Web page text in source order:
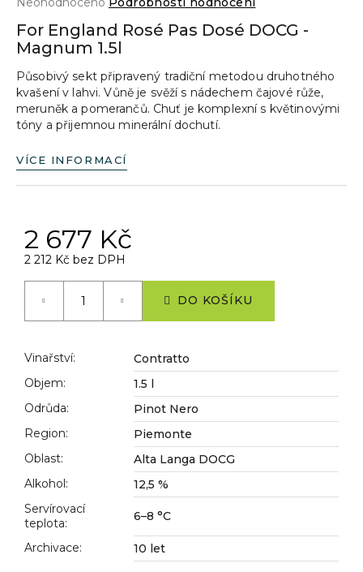
produktu
je
z
5
hvězdiček.
For England Rosé Pas Dosé DOCG -
Magnum 1.5l
Působivý sekt připravený tradiční metodou druhotného
kvašení v lahvi. Vůně je svěží s nádechem čajové růže,
meruněk a pomerančů. Chuť je komplexní s květinovými
tóny a přijemnou minerální dochutí.
VÍCE INFORMACÍ
2 677 Kč
2 212 Kč bez DPH
DO KOŠÍKU
Vinařství:
Contratto
Objem:
1.5 l
Odrůda:
Pinot Nero
Region:
Piemonte
Oblast:
Alta Langa DOCG
Alkohol:
12,5 %
Servírovací
teplota: 6–8 °C
Archivace: 10 let
a
j
t
?
HLEDAT
D
o
u
u
m
e